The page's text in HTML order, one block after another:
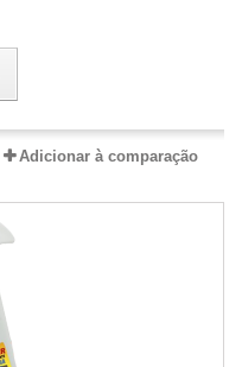
Adicionar à comparação